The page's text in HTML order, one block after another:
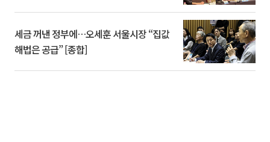
세금 꺼낸 정부에…오세훈 서울시장 “집값
해법은 공급” [종합]